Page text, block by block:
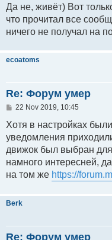
s
Да не, живёт) Вот
что прочитал все
ничего не получал на
ecoatoms
Re: Форум умер
P
s
22 Nov 2019, 10:45
Хотя в настройках
уведомления
движок был выбран
намного интересней,
на том же https://
Berk
Re: Форум умер